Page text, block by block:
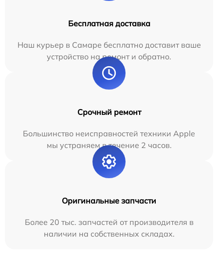
Бесплатная доставка
Наш курьер в Самаре бесплатно доставит ваше
устройство на ремонт и обратно.
Срочный ремонт
Большинство неисправностей техники Apple
мы устраняем в течение 2 часов.
Оригинальные запчасти
Более 20 тыс. запчастей от производителя в
наличии на собственных складах.